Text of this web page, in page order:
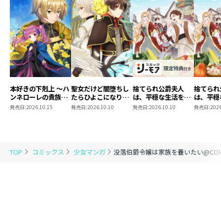
TOP コミックス 少女マンガ 没落伯爵令嬢は家族を養いたい
本好きの下剋上 ～ハ
ンネローレの貴族院
五年生～ 「恋してみ
発売日:2026.10.15
聖女だけど闇堕ちし
たらひよこになりま
した！@COMIC 第4
発売日:2026.10.10
捨てられ公爵夫人
は、平穏な生活をお
望みのようです
発売日:2026.10.10
捨てら
は、平
望みの
発売日: